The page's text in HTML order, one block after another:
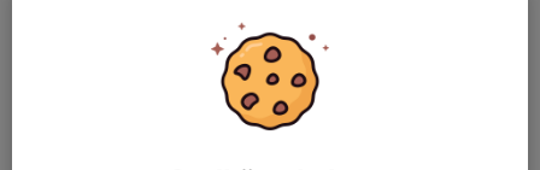
1883 flyttades så skjutningarna till egendomen Landala. En ny
paviljong hade uppförts till en kostnad av 4.000 kr. Gillets åtta
Remingtongevär reparerades till en kostand av en krona per